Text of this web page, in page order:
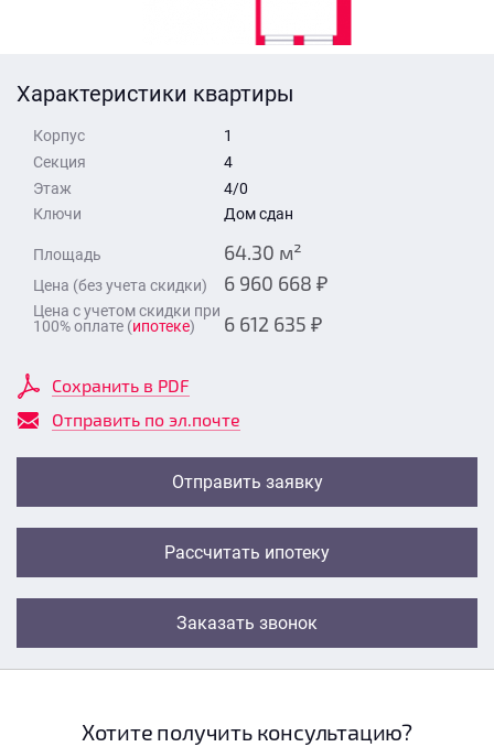
Характеристики квартиры
Корпус
1
Секция
4
Этаж
4/0
Ключи
Дом сдан
Площадь 64.30 м²
Цена (без учета скидки) 6 960 668 ₽
Цена с учетом скидки при
100% оплате (ипотеке) 6 612 635 ₽
Сохранить в PDF
Отправить по эл.почте
Отправить заявку
Рассчитать ипотеку
Заказать звонок
Отправить
Хотите получить консультацию?